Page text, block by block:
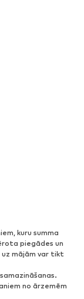
kuru summa
piegādes un
uz mājām var tikt
no ārzemēm